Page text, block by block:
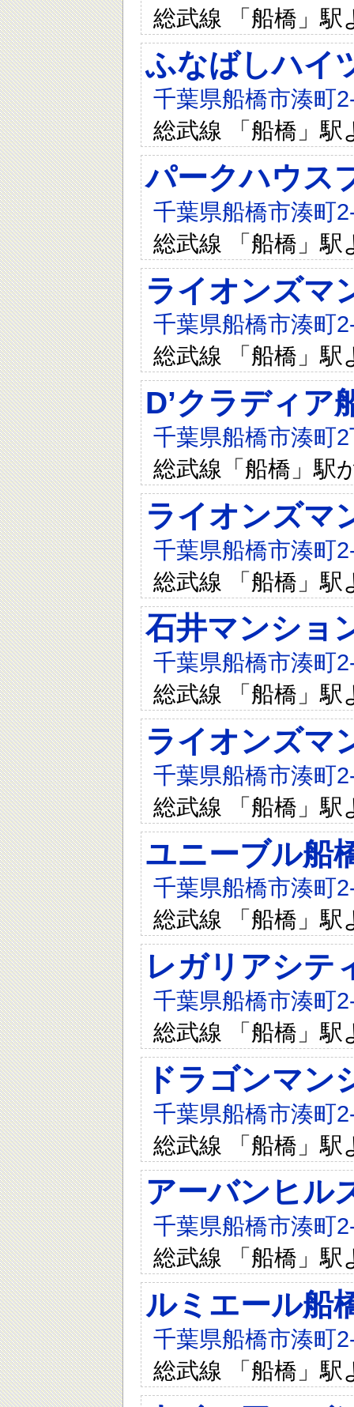
総武線 「船橋」駅
ふなばしハイ
千葉県船橋市湊町
総武線 「船橋」駅
パークハウス
千葉県船橋市湊町
総武線 「船橋」駅
ライオンズマ
千葉県船橋市湊町
総武線 「船橋」駅
D’クラディア
千葉県船橋市湊町
総武線「船橋」駅
ライオンズマ
千葉県船橋市湊町
総武線 「船橋」駅
石井マンショ
千葉県船橋市湊町
総武線 「船橋」駅
ライオンズマ
千葉県船橋市湊町
総武線 「船橋」駅
ユニーブル船
千葉県船橋市湊町
総武線 「船橋」駅
レガリアシテ
千葉県船橋市湊町
総武線 「船橋」駅
ドラゴンマン
千葉県船橋市湊町
総武線 「船橋」駅
アーバンヒル
千葉県船橋市湊町
総武線 「船橋」駅
ルミエール船
千葉県船橋市湊町
総武線 「船橋」駅